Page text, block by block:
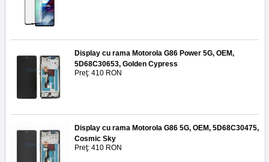
Display cu rama Motorola G86 Power 5G, OEM,
5D68C30653, Golden Cypress
Preţ: 410 RON
Display cu rama Motorola G86 5G, OEM, 5D68C30475,
Cosmic Sky
Preţ: 410 RON